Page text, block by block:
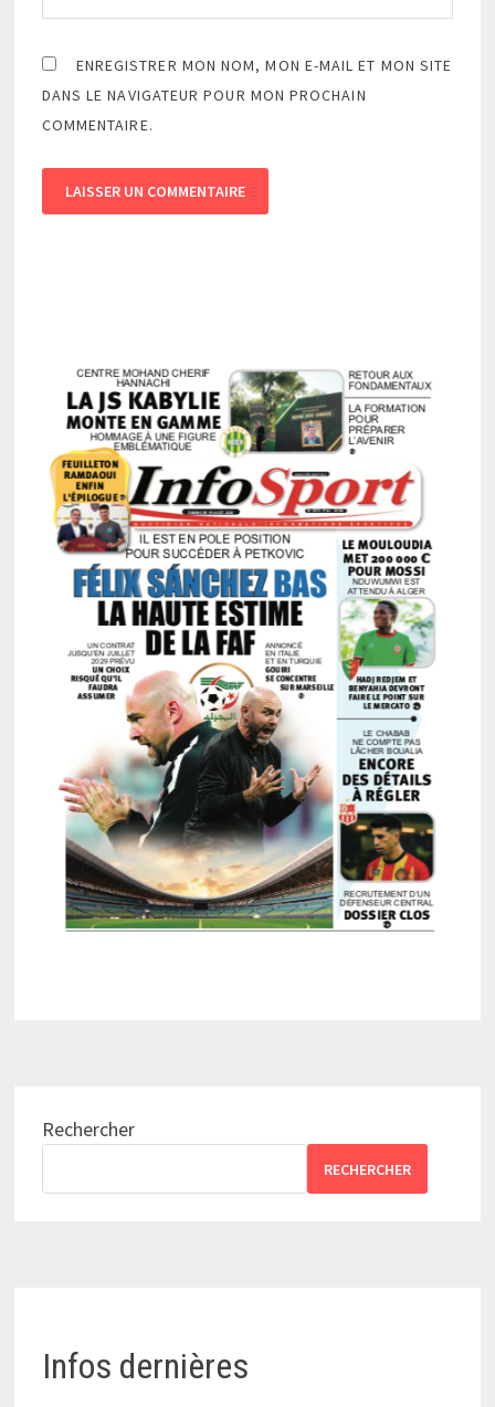
ENREGISTRER MON NOM, MON E-MAIL ET MON SITE
DANS LE NAVIGATEUR POUR MON PROCHAIN
COMMENTAIRE.
Rechercher
RECHERCHER
Infos dernières